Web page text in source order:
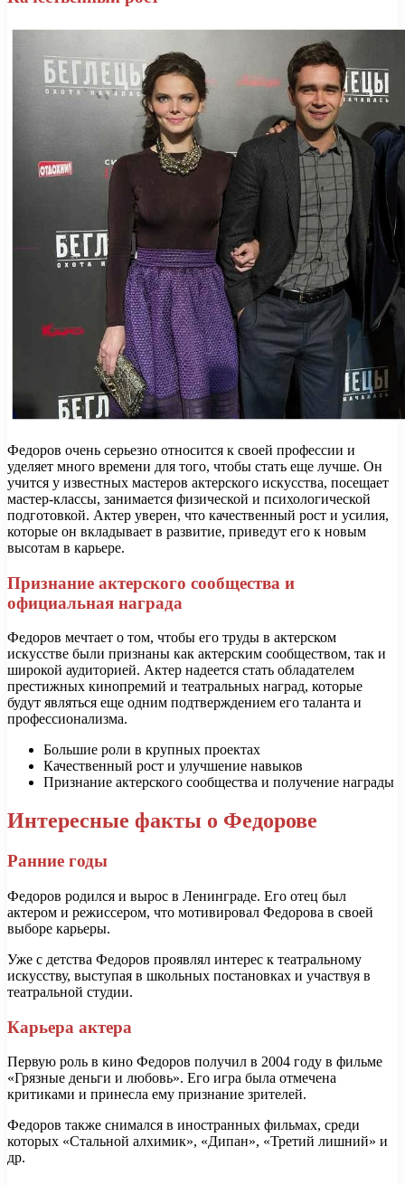
Федоров очень серьезно относится к своей профессии и
уделяет много времени для того, чтобы стать еще лучше. Он
учится у известных мастеров актерского искусства, посещает
мастер-классы, занимается физической и психологической
подготовкой. Актер уверен, что качественный рост и усилия,
которые он вкладывает в развитие, приведут его к новым
высотам в карьере.
Признание актерского сообщества и
официальная награда
Федоров мечтает о том, чтобы его труды в актерском
искусстве были признаны как актерским сообществом, так и
широкой аудиторией. Актер надеется стать обладателем
престижных кинопремий и театральных наград, которые
будут являться еще одним подтверждением его таланта и
профессионализма.
Большие роли в крупных проектах
Качественный рост и улучшение навыков
Признание актерского сообщества и получение награды
Интересные факты о Федорове
Ранние годы
Федоров родился и вырос в Ленинграде. Его отец был
актером и режиссером, что мотивировал Федорова в своей
выборе карьеры.
Уже с детства Федоров проявлял интерес к театральному
искусству, выступая в школьных постановках и участвуя в
театральной студии.
Карьера актера
Первую роль в кино Федоров получил в 2004 году в фильме
«Грязные деньги и любовь». Его игра была отмечена
критиками и принесла ему признание зрителей.
Федоров также снимался в иностранных фильмах, среди
которых «Стальной алхимик», «Дипан», «Третий лишний» и
др.